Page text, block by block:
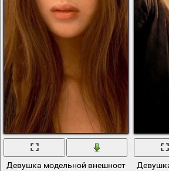
Девушка модельной внешности из кино